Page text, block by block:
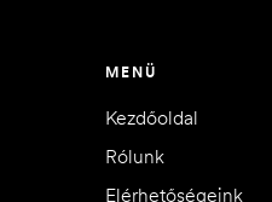
MENÜ
Kezdőoldal
Rólunk
Elérhetőségeink